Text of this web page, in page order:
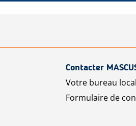
Contacter
Votre bureau
Formulaire de